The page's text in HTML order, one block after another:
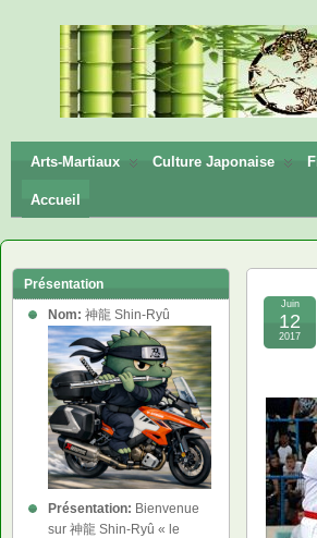
神龍
Shin-
Ryū
Arts-Martiaux Culture Japonaise
Accueil
Juin
12
2017
Présentation
Nom: 神龍 Shin-Ryû
Présentation: Bienvenue
sur 神龍 Shin-Ryû « le